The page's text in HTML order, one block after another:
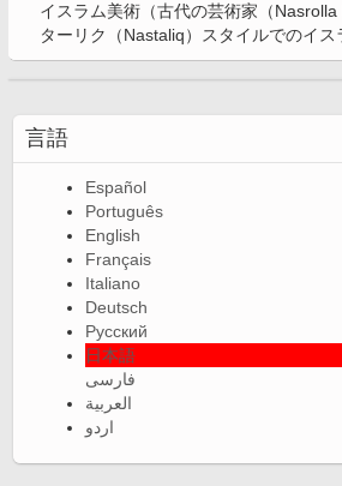
イスラム美術（古代の芸術家（
ターリク（Nastaliq）スタイルでのイス
言語
Español
Português
English
Français
Italiano
Deutsch
Русский
日本語
فارسی
العربية
اردو